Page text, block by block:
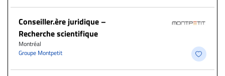
Conseiller.ère juridique –
Recherche scientifique
Montréal
Groupe Montpetit